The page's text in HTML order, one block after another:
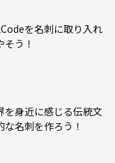
を名刺に取り入れ
う！
を身近に感じる伝統文
名刺を作ろう！